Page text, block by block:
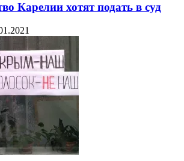
Карелии хотят подать в суд